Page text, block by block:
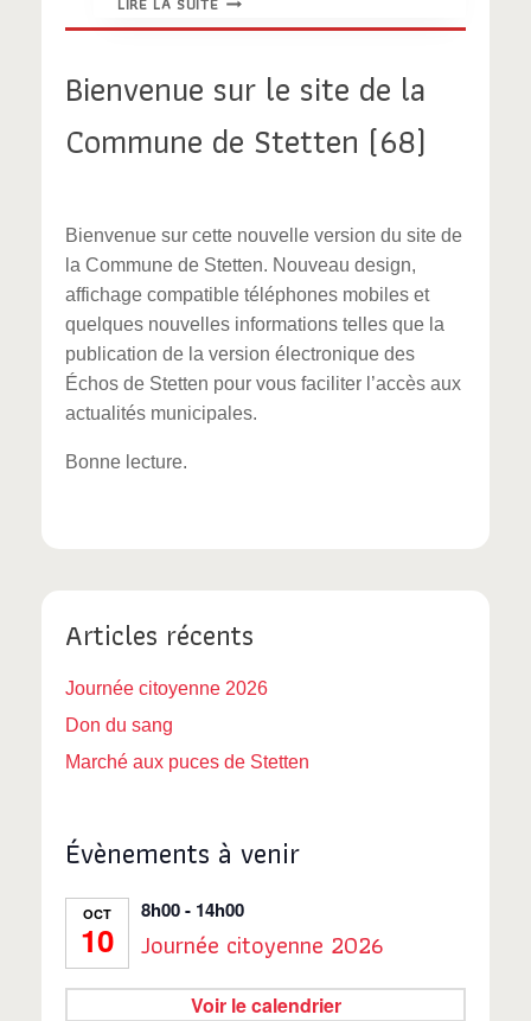
AUX
STETTEN
Bienvenue sur le site de la
Commune de Stetten (68)
Bienvenue sur cette nouvelle version du site de
la Commune de Stetten. Nouveau design,
affichage compatible téléphones mobiles et
quelques nouvelles informations telles que la
publication de la version électronique des
Échos de Stetten pour vous faciliter l’accès aux
actualités municipales.
Bonne lecture.
Articles récents
Journée citoyenne 2026
Don du sang
Marché aux puces de Stetten
Évènements à venir
OCT
10
8h00- 14h00
Journée citoyenne 2026
Voir le calendrier